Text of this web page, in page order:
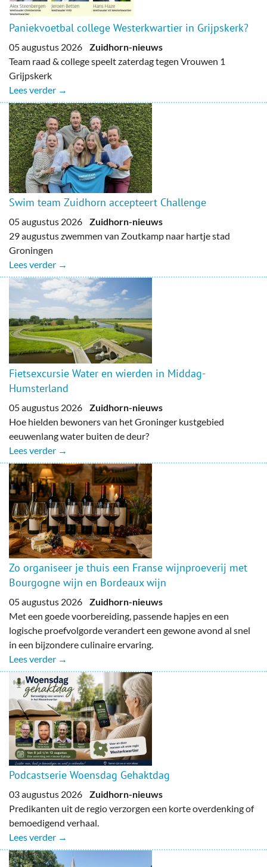
Paniekvoetbal college Westerkwartier in Grijpskerk?
05 augustus 2026 Zuidhorn-nieuws
Team raad & college speelt zaterdag tegen Vrouwen 1
Grijpskerk
Lees verder →
Swim team Zuidhorn accepteert Challenge
05 augustus 2026 Zuidhorn-nieuws
29 augustus zwemmen van Zoutkamp naar hartje stad
Groningen
Lees verder →
Fietsexcursie Water en wierden in Middag-
Humsterland
05 augustus 2026 Zuidhorn-nieuws
Hoe hielden bewoners van het Groninger kustgebied
eeuwenlang water buiten de deur?
Lees verder →
Zo organiseer je thuis een Franse wijnproeverij met
Bourgogne wijn en Bordeaux wijn
05 augustus 2026 Zuidhorn-nieuws
Met een goede voorbereiding, passende hapjes en een
logische proefvolgorde verandert een gewone avond al snel
in een bijzondere culinaire ervaring.
Lees verder →
Podcastserie Woensdag Gehaktdag
03 augustus 2026 Zuidhorn-nieuws
Predikanten uit de regio verzorgen een korte overdenking of
bemoedigend verhaal.
Lees verder →